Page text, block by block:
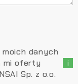
danych
mi oferty
Sp. z o.o.
i